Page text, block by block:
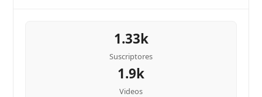
1.33k
Suscriptores
1.9k
Videos